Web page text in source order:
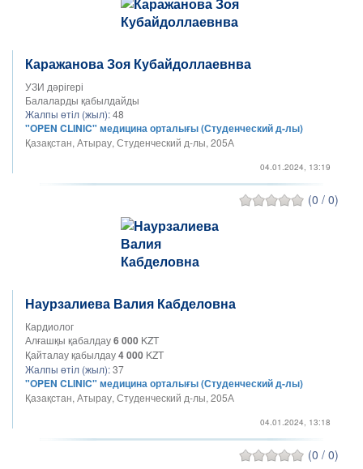
Каражанова Зоя Кубайдоллаевнва
УЗИ дәрігері
Балаларды қабылдайды
Жалпы өтіл (жыл):48
"OPEN CLINIC" медицина орталығы (Студенческий д-лы)
Қазақстан, Атырау, Студенческий д-лы, 205А
04.01.2024, 13:19
(0 / 0)
Наурзалиева Валия Кабделовна
Кардиолог
Алғашқы қабалдау6 000 KZT
Қайталау қабылдау4 000 KZT
Жалпы өтіл (жыл):37
"OPEN CLINIC" медицина орталығы (Студенческий д-лы)
Қазақстан, Атырау, Студенческий д-лы, 205А
04.01.2024, 13:18
(0 / 0)